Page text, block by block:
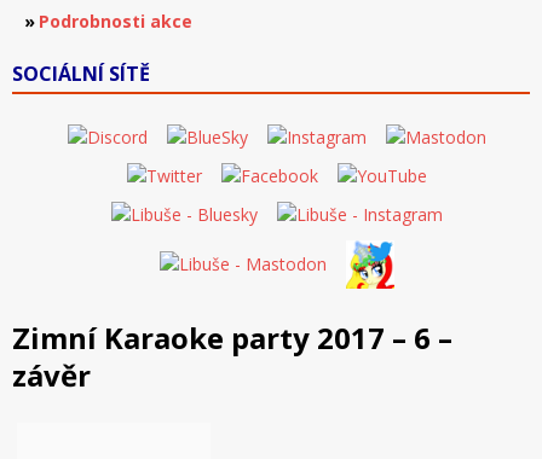
Zimní Karaoke party 2017 – 6 –
závěr
Podrobnosti akce
SOCIÁLNÍ SÍTĚ